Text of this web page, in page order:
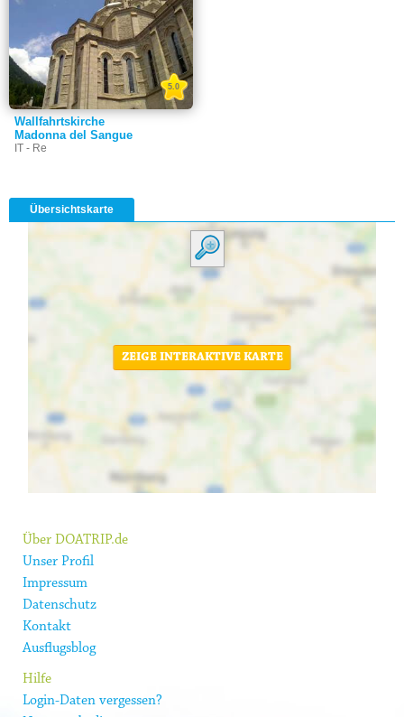
Wallfahrtskirche
Madonna del Sangue
IT - Re
5.0
Übersichtskarte
ZEIGE INTERAKTIVE KARTE
Über DOATRIP.de
Unser Profil
Impressum
Datenschutz
Kontakt
Ausflugsblog
Hilfe
Login-Daten vergessen?